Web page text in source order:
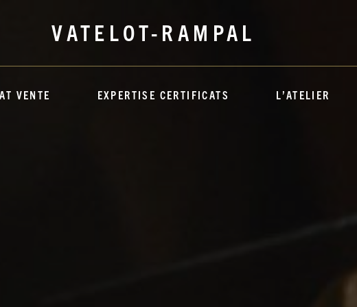
VATELOT-RAMPAL
VENTE EXPERTISE CERTIFICATS L’ATELIER